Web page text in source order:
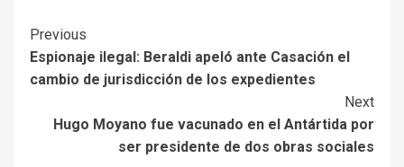
Previous
Espionaje ilegal: Beraldi apeló ante Casación el
cambio de jurisdicción de los expedientes
Next
Hugo Moyano fue vacunado en el Antártida por
ser presidente de dos obras sociales